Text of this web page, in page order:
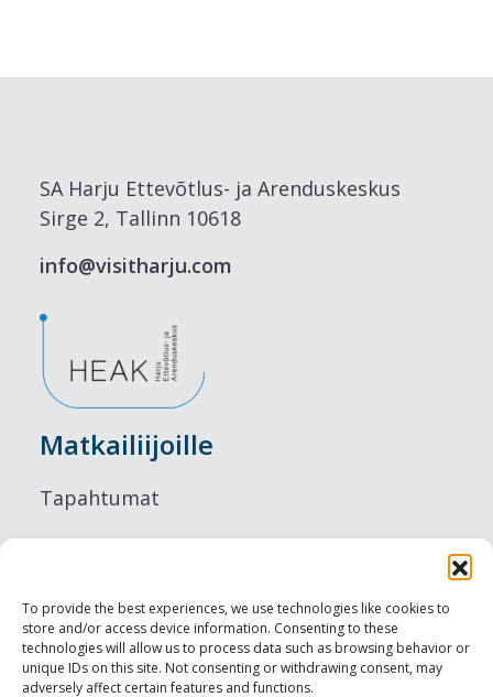
To provide the best experiences, we use technologies like cookies to
store and/or access device information. Consenting to these
technologies will allow us to process data such as browsing behavior or
unique IDs on this site. Not consenting or withdrawing consent, may
adversely affect certain features and functions.
SA Harju Ettevõtlus- ja Arenduskeskus
Sirge 2, Tallinn 10618
info@visitharju.com
Matkailiijoille
Tapahtumat
Ruokailu
Nähtävyydet